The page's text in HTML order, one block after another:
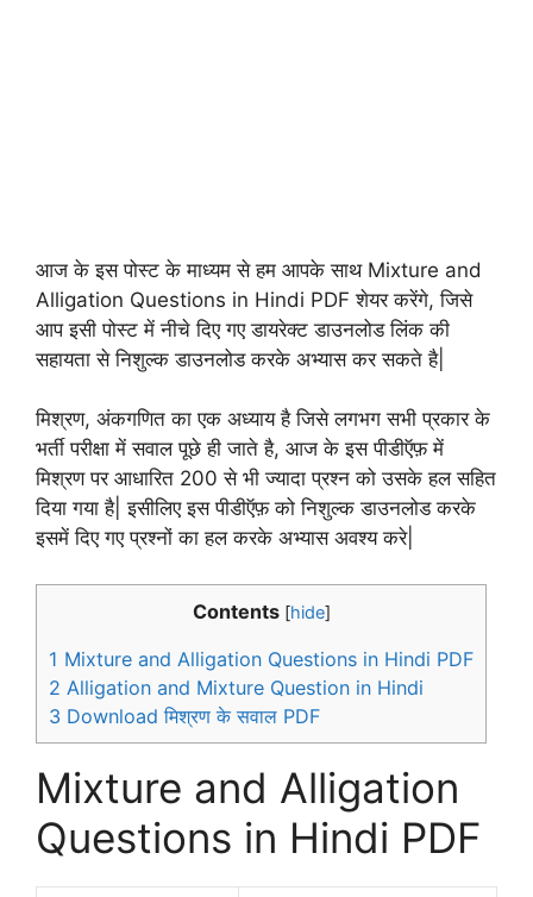
आज के इस पोस्ट के माध्यम से हम आपके साथ Mixture and
Alligation Questions in Hindi PDF शेयर करेंगे, जिसे
आप इसी पोस्ट में नीचे दिए गए डायरेक्ट डाउनलोड लिंक की
सहायता से निशुल्क डाउनलोड करके अभ्यास कर सकते है|
मिश्रण, अंकगणित का एक अध्याय है जिसे लगभग सभी प्रकार के
भर्ती परीक्षा में सवाल पूछे ही जाते है, आज के इस पीडीऍफ़ में
मिश्रण पर आधारित 200 से भी ज्यादा प्रश्न को उसके हल सहित
दिया गया है| इसीलिए इस पीडीऍफ़ को निशुल्क डाउनलोड करके
इसमें दिए गए प्रश्नों का हल करके अभ्यास अवश्य करे|
Contents [hide]
1 Mixture and Alligation Questions in Hindi PDF
2 Alligation and Mixture Question in Hindi
3 Download मिश्रण के सवाल PDF
Mixture and Alligation
Questions in Hindi PDF